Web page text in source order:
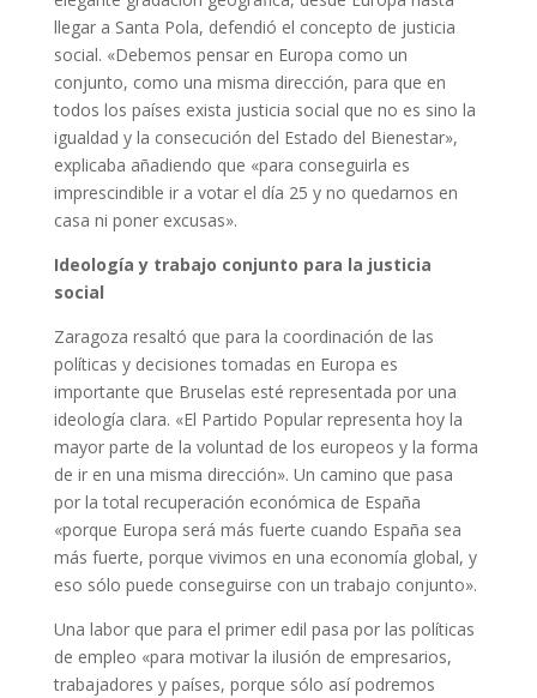
llegar a Santa Pola, defendió el concepto de justicia
social. «Debemos pensar en Europa como un
conjunto, como una misma dirección, para que en
todos los países exista justicia social que no es sino la
igualdad y la consecución del Estado del Bienestar»,
explicaba añadiendo que «para conseguirla es
imprescindible ir a votar el día 25 y no quedarnos en
casa ni poner excusas».
Ideología y trabajo conjunto para la justicia
social
Zaragoza resaltó que para la coordinación de las
políticas y decisiones tomadas en Europa es
importante que Bruselas esté representada por una
ideología clara. «El Partido Popular representa hoy la
mayor parte de la voluntad de los europeos y la forma
de ir en una misma dirección». Un camino que pasa
por la total recuperación económica de España
«porque Europa será más fuerte cuando España sea
más fuerte, porque vivimos en una economía global, y
eso sólo puede conseguirse con un trabajo conjunto».
Una labor que para el primer edil pasa por las políticas
de empleo «para motivar la ilusión de empresarios,
trabajadores y países, porque sólo así podremos